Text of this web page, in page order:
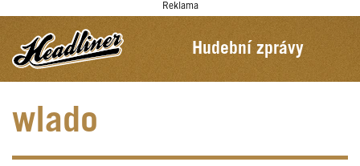
Reklama
Hudební zprávy
wlado